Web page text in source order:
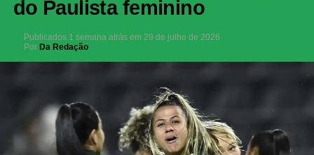
do Paulista feminino
Publicados 1 semana atrás em 29 de julho de 2026
Por Da Redação